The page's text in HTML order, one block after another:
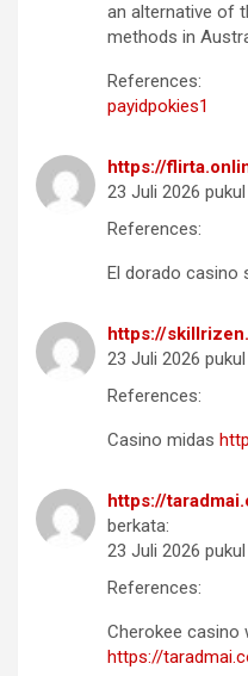
an alternative of
methods in
References:
payidpokies1
https://
23 Juli 2026
References:
El dorado casino
https://
23 Juli 2026
References:
Casino midas
https://
berkata:
23 Juli 2026
References:
Cherokee casino
https://